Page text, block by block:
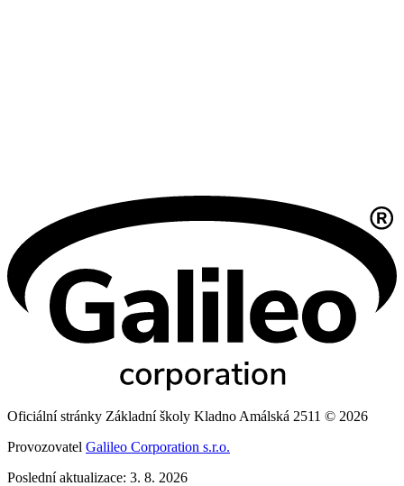
Oficiální stránky Základní školy Kladno Amálská 2511 © 2026
Provozovatel Galileo Corporation s.r.o.
Poslední aktualizace: 3. 8. 2026